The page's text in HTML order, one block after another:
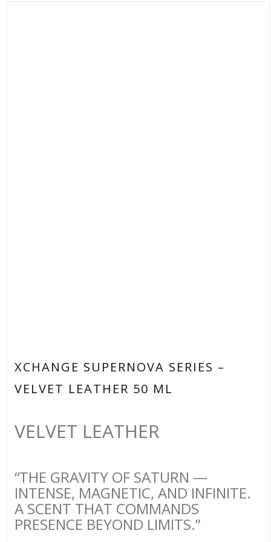
XCHANGE SUPERNOVA SERIES –
VELVET LEATHER 50 ML
VELVET LEATHER
“THE GRAVITY OF SATURN —
INTENSE, MAGNETIC, AND INFINITE.
A SCENT THAT COMMANDS
PRESENCE BEYOND LIMITS.”